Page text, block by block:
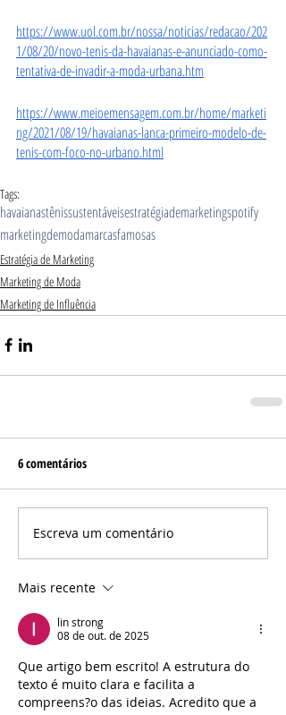
https://www.uol.com.br/nossa/noticias/redacao/202
1/08/20/novo-tenis-da-havaianas-e-anunciado-como-
tentativa-de-invadir-a-moda-urbana.htm
https://www.meioemensagem.com.br/home/marketi
ng/2021/08/19/havaianas-lanca-primeiro-modelo-de-
tenis-com-foco-no-urbano.html
Tags:
havaianastênissustentáveisestratégiademarketingspotify
marketingdemodamarcasfamosas
Estratégia de Marketing
Marketing de Moda
Marketing de Influência
6 comentários
Escreva um comentário
Mais recente
lin strong
08 de out. de 2025
Que artigo bem escrito! A estrutura do
texto é muito clara e facilita a
compreens?o das ideias. Acredito que a